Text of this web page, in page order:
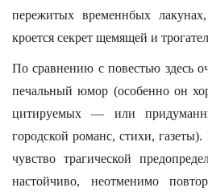
пережитых временнбых
кроется секрет щемящей и
По сравнению с повестью здесь
печальный юмор (особенно он
цитируемых — или
городской романс, стихи,
чувство трагической
настойчиво, неотменимо